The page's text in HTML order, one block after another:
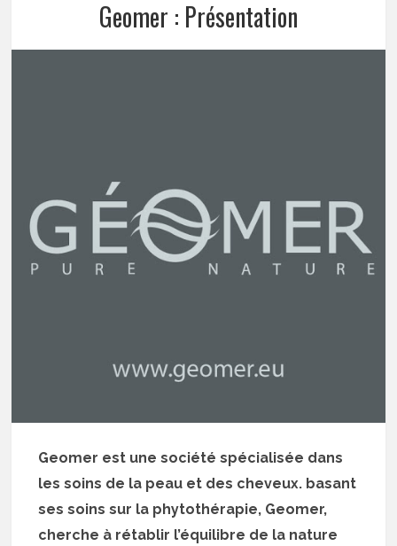
Geomer : Présentation
Geomer est une société spécialisée dans
les soins de la peau et des cheveux. basant
ses soins sur la phytothérapie, Geomer,
cherche à rétablir l’équilibre de la nature